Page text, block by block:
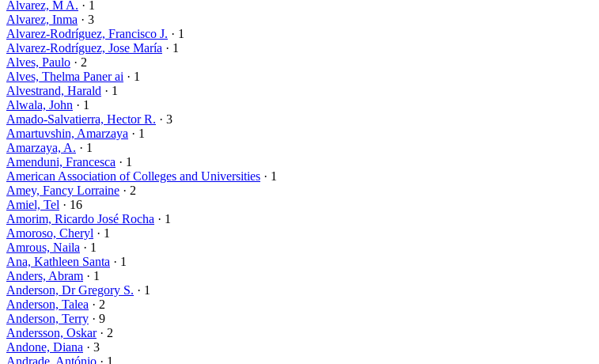
Alvarez, M A. · 1
Alvarez, Inma · 3
Alvarez-Rodríguez, Francisco J. · 1
Alvarez-Rodríguez, Jose María · 1
Alves, Paulo · 2
Alves, Thelma Paner ai · 1
Alvestrand, Harald · 1
Alwala, John · 1
Amado-Salvatierra, Hector R. · 3
Amartuvshin, Amarzaya · 1
Amarzaya, A. · 1
Amenduni, Francesca · 1
American Association of Colleges and Universities · 1
Amey, Fancy Lorraine · 2
Amiel, Tel · 16
Amorim, Ricardo José Rocha · 1
Amoroso, Cheryl · 1
Amrous, Naila · 1
Ana, Kathleen Santa · 1
Anders, Abram · 1
Anderson, Dr Gregory S. · 1
Anderson, Talea · 2
Anderson, Terry · 9
Andersson, Oskar· 2
Andone, Diana · 3
Andrade, António · 1